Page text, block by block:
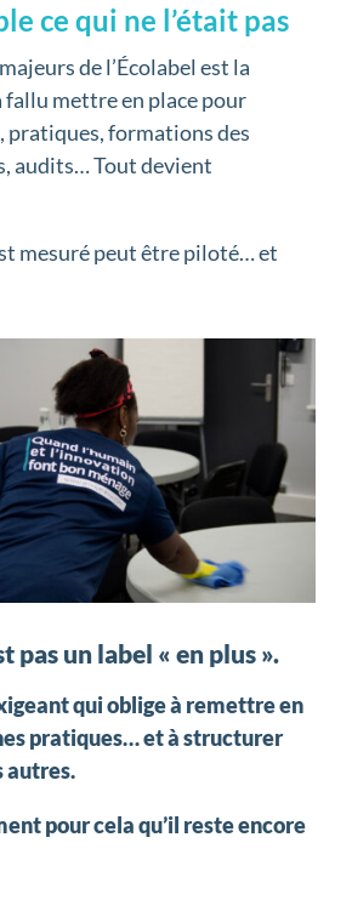
ce qui ne l’était pas
de l’Écolabel est la
fallu mettre en place pour
pratiques, formations des
audits… Tout devient
mesuré peut être piloté… et
pas un label « en plus ».
qui oblige à remettre en
pratiques… et à structurer
autres.
pour cela qu’il reste encore